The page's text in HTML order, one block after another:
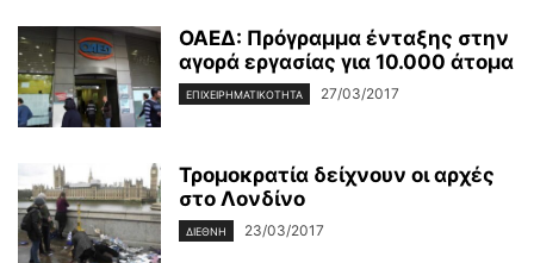
ΟΑΕΔ: Πρόγραμμα ένταξης στην
αγορά εργασίας για 10.000 άτομα
ΕΠΙΧΕΙΡΗΜΑΤΙΚΌΤΗΤΑ 27/03/2017
Τρομοκρατία δείχνουν οι αρχές
στο Λονδίνο
ΔΙΕΘΝΉ 23/03/2017